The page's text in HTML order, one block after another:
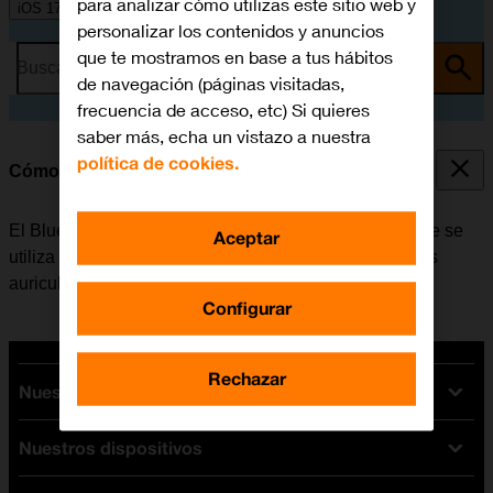
iOS 17
Busca por problema o tema
Cómo vincular un dispositivo Bluetooth al móvil
El Bluetooth es una forma de conexión inalámbrica que se
utiliza para establecer conexión con, por ejemplo, unos
auriculares inalámbricos o un teclado.
Nuestras tarifas
Tarifas Orange
Tarifas fibra y móvil
Nuestros dispositivos
personalizar los contenidos y anuncios
que te mostramos en base a tus hábitos
de navegación (páginas visitadas,
frecuencia de acceso, etc) Si quieres
saber más, echa un vistazo a nuestra
política de cookies.
Configurar
Rechazar
Aceptar